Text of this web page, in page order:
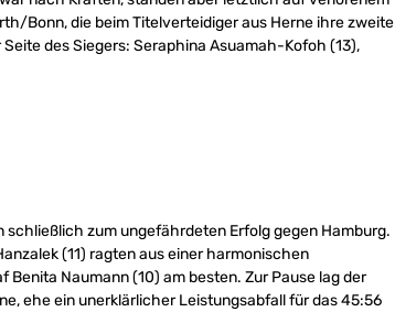
Bonn, die beim Titelverteidiger aus Herne ihre zweite
des Siegers: Seraphina Asuamah-Kofoh (13),
zum ungefährdeten Erfolg gegen Hamburg.
(11) ragten aus einer harmonischen
Naumann (10) am besten. Zur Pause lag der
ehe ein unerklärlicher Leistungsabfall für das 45:56